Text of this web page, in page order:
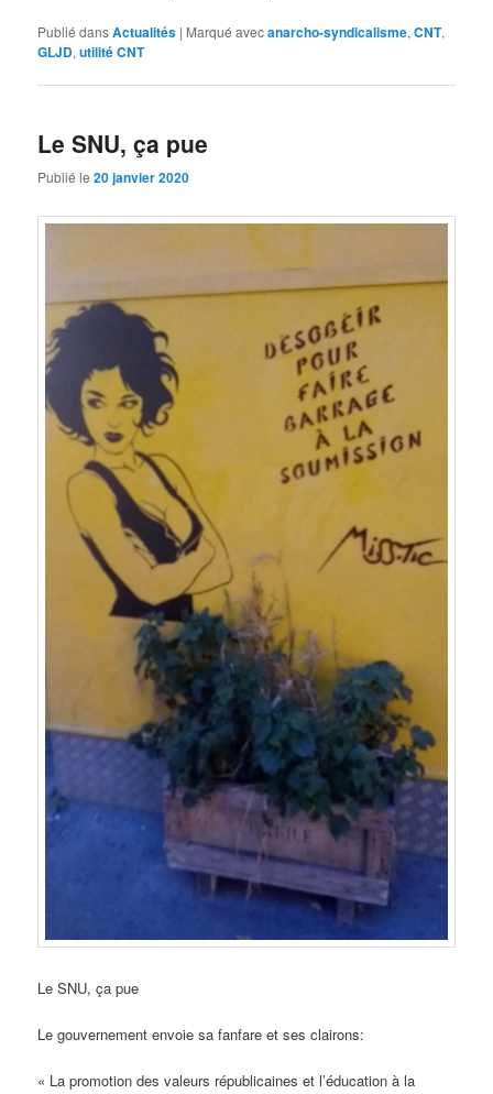
Publié dansActualités | Marqué avecanarcho-syndicalisme,CNT,
GLJD,utilité CNT
Le SNU, ça pue
Publié le20 janvier 2020
Le SNU, ça pue
Le gouvernement envoie sa fanfare et ses clairons:
« La promotion des valeurs républicaines et l’éducation à la